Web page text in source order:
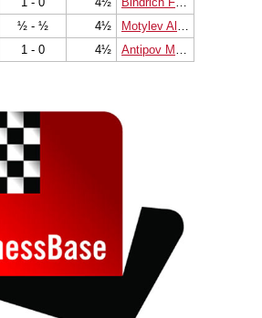
½ - ½ 4½
Motylev Alexander
1 - 0 4½ Antipov Mikhail Al.